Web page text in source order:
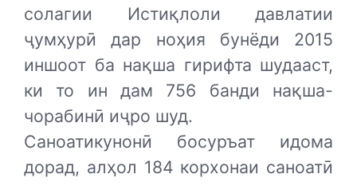
солагии Истиқлоли давлатии
ҷумҳурӣ дар ноҳия бунёди 2015
иншоот ба нақша гирифта шудааст,
ки то ин дам 756 банди нақша-
чорабинӣ иҷро шуд.
Саноатикунонӣ босуръат идома
дорад, алҳол 184 корхонаи саноатӣ